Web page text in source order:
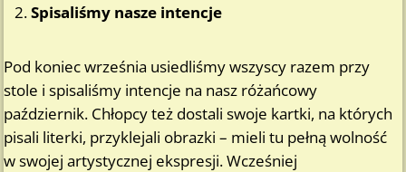
Spisaliśmy nasze intencje
Pod koniec września usiedliśmy wszyscy razem przy
stole i spisaliśmy intencje na nasz różańcowy
październik. Chłopcy też dostali swoje kartki, na których
pisali literki, przyklejali obrazki – mieli tu pełną wolność
w swojej artystycznej ekspresji. Wcześniej